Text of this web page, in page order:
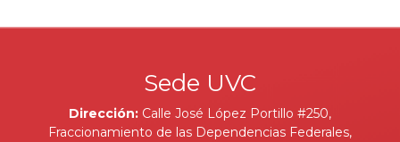
Sede UVC
Dirección: Calle José López Portillo #250,
Fraccionamiento de las Dependencias Federales,